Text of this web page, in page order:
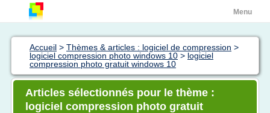
Menu
Accueil > Thèmes & articles : logiciel de compression >
logiciel compression photo windows 10 > logiciel
compression photo gratuit windows 10
Articles sélectionnés pour le thème :
logiciel compression photo gratuit